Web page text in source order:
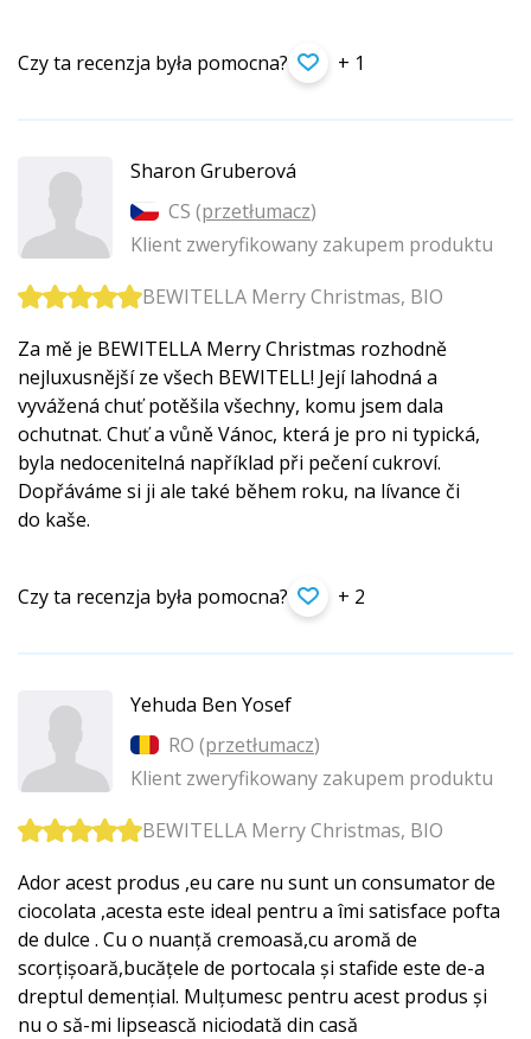
Czy ta recenzja była pomocna? + 1
Sharon Gruberová
CS (przetłumacz)
Klient zweryfikowany zakupem produktu
BEWITELLA Merry Christmas, BIO
Za mě je BEWITELLA Merry Christmas rozhodně
nejluxusnější ze všech BEWITELL! Její lahodná a
vyvážená chuť potěšila všechny, komu jsem dala
ochutnat. Chuť a vůně Vánoc, která je pro ni typická,
byla nedocenitelná například při pečení cukroví.
Dopřáváme si ji ale také během roku, na lívance či
do kaše.
Czy ta recenzja była pomocna? + 2
Yehuda Ben Yosef
RO (przetłumacz)
Klient zweryfikowany zakupem produktu
BEWITELLA Merry Christmas, BIO
Ador acest produs ,eu care nu sunt un consumator de
ciocolata ,acesta este ideal pentru a îmi satisface pofta
de dulce . Cu o nuanță cremoasă,cu aromă de
scorțișoară,bucățe­le de portocala și stafide este de-a
dreptul demențial. Mulțumesc pentru acest produs și
nu o să-mi lipsească niciodată din casă